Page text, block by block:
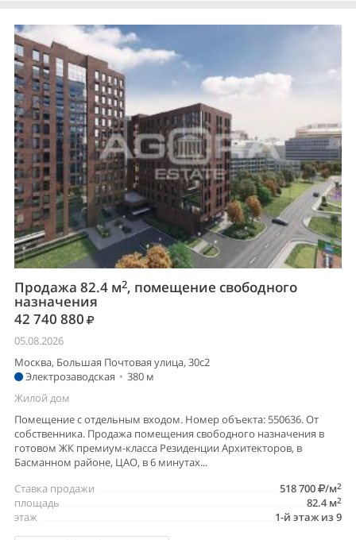
Продажа 82.4 м2, помещение свободного
назначения
42 740 880
05.08.2026
Москва, Большая Почтовая улица, 30с2
Электрозаводская • 380 м
Жилой дом
Помещение с отдельным входом. Номер объекта: 550636. От
собственника. Продажа помещения свободного назначения в
готовом ЖК премиум-класса Резиденции Архитекторов, в
Басманном районе, ЦАО, в 6 минутах...
518 700
/м2
Ставка продажи
82.4 м2
площадь
1-й этаж из 9
этаж